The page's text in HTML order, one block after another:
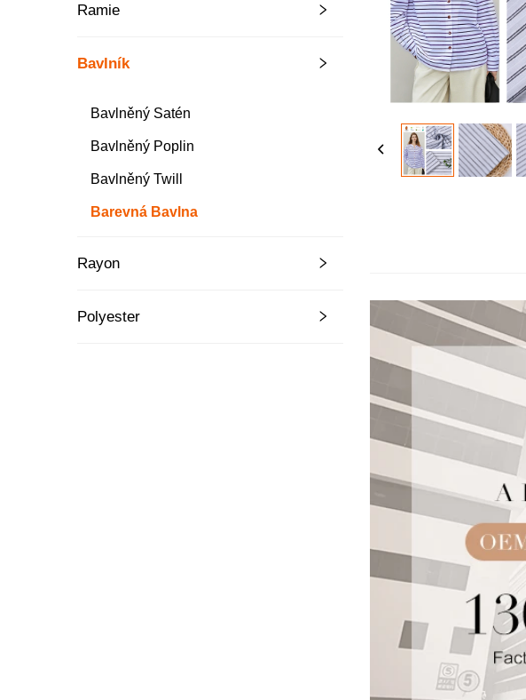
Ramie
Bavlník
Bavlněný Satén
Bavlněný Poplin
Bavlněný Twill
Barevná Bavlna
Rayon
Polyester